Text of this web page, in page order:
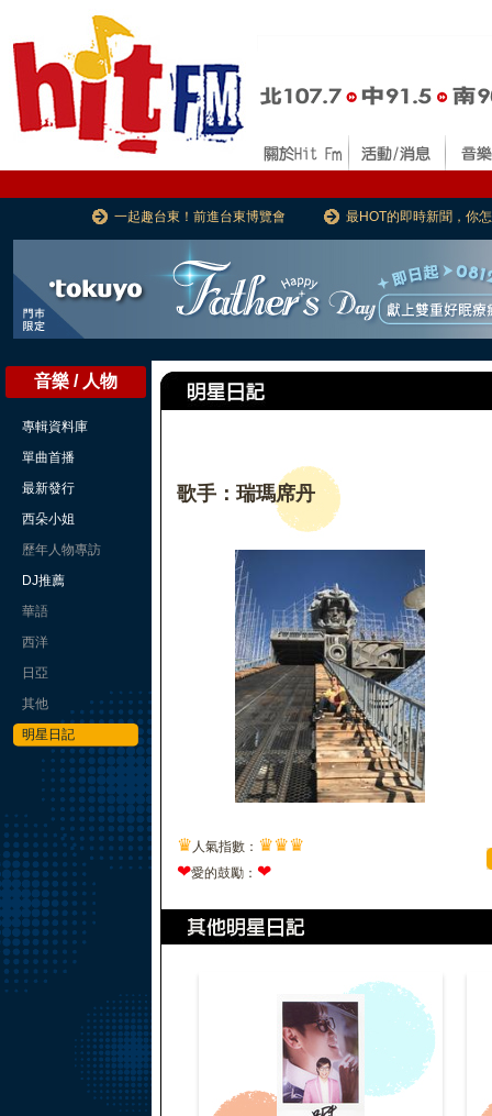
一起趣台東！前進台東博覽會 最HOT的即時新聞，你
音樂 / 人物
專輯資料庫
單曲首播
最新發行
西朵小姐
歷年人物專訪
DJ推薦
華語
西洋
日亞
其他
明星日記
歌手：瑞瑪席丹
♛ 人氣指數： ♛♛♛
❤愛的鼓勵： ❤